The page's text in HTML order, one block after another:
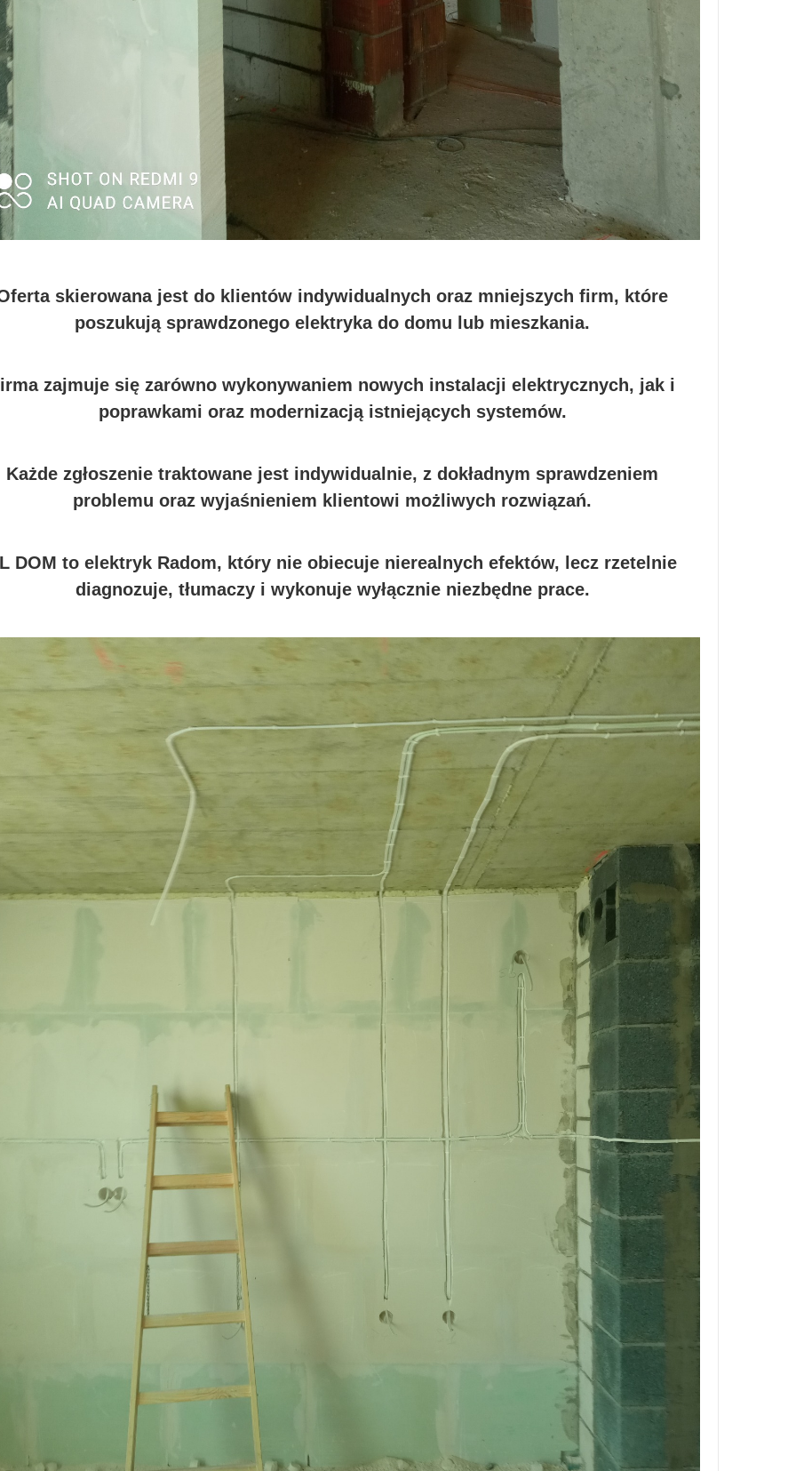
skierowana jest do klientów indywidualnych oraz mniejszych firm, które
poszukują sprawdzonego elektryka do domu lub mieszkania.
zajmuje się zarówno wykonywaniem nowych instalacji elektrycznych, jak i
poprawkami oraz modernizacją istniejących systemów.
Każde zgłoszenie traktowane jest indywidualnie, z dokładnym sprawdzeniem
problemu oraz wyjaśnieniem klientowi możliwych rozwiązań.
DOM to elektryk Radom, który nie obiecuje nierealnych efektów, lecz rzetelnie
diagnozuje, tłumaczy i wykonuje wyłącznie niezbędne prace.